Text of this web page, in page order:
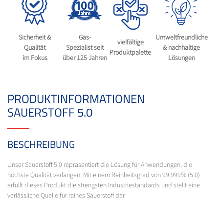
Sicherheit &
Qualität
im Fokus
Gas-
Spezialist seit
über 125 Jahren
vielfältige
Produktpalette
Umweltfreundliche
& nachhaltige
Lösungen
PRODUKTINFORMATIONEN
SAUERSTOFF 5.0
BESCHREIBUNG
Unser Sauerstoff 5.0 repräsentiert die Lösung für Anwendungen, die
höchste Qualität verlangen. Mit einem Reinheitsgrad von 99,999% (5.0)
erfüllt dieses Produkt die strengsten Industriestandards und stellt eine
verlässliche Quelle für reines Sauerstoff dar.